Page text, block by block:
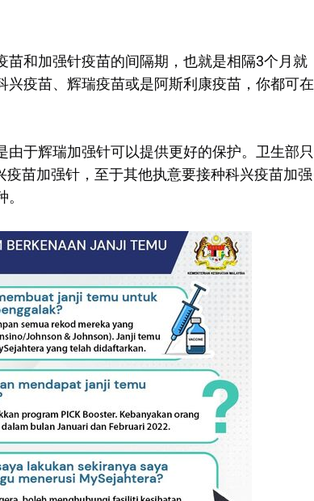
苗和加强针疫苗的间隔期，也就是相隔3个月就
疫苗、辉瑞疫苗或是阿斯利康疫苗，你都可在
于辉瑞加强针可以提供更好的保护。卫生部只
苗加强针，至于其他执意要接种科兴疫苗加强